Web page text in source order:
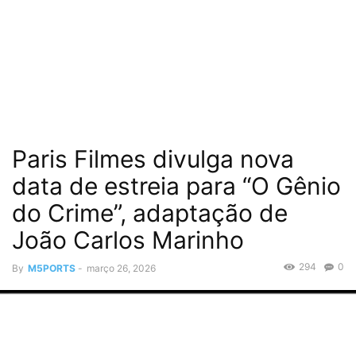
Paris Filmes divulga nova
data de estreia para “O Gênio
do Crime”, adaptação de
João Carlos Marinho
By M5PORTS - março 26, 2026 0
294